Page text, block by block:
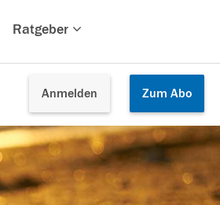
Ratgeber
Anmelden Zum Abo